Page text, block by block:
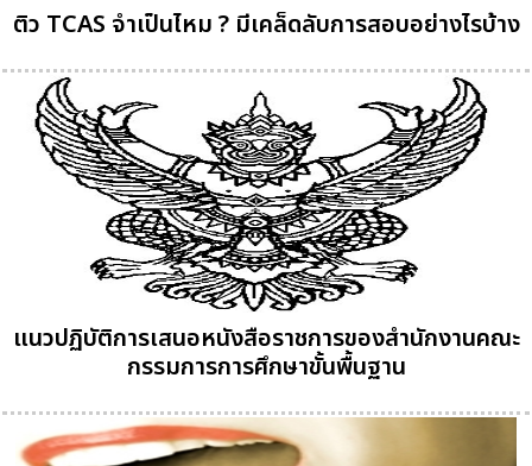
ติว TCAS จำเป็นไหม ? มีเคล็ดลับการสอบอย่างไรบ้าง
แนวปฏิบัติการเสนอหนังสือราชการของสำนักงานคณะ
กรรมการการศึกษาขั้นพื้นฐาน